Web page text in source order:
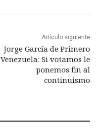
Artículo siguiente
Jorge García de Primero
Venezuela: Si votamos le
ponemos fin al
continuismo